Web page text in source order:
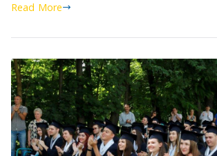
Read More